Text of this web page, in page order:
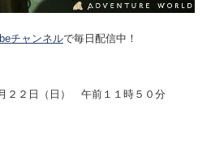
チャンネルで毎日配信中！
２２日（日） 午前１１時５０分